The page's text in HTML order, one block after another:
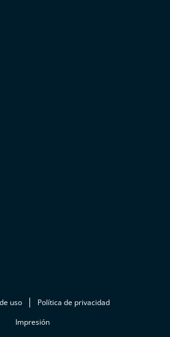
uso
Política de privacidad
Impresión